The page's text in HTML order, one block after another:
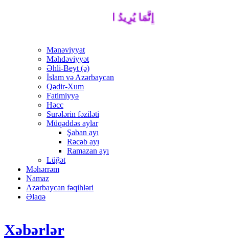
إِنَّمَا يُرِيدُ اللَّهُ لِيُذْهِبَ عَنْكُمُ الرِّجْسَ
Mənəviyyat
Məhdəviyyət
Əhli-Beyt (ə)
İslam və Azərbaycan
Qədir-Xum
Fatimiyyə
Həcc
Surələrin fəziləti
Müqəddəs aylar
Şaban ayı
Rəcəb ayı
Ramazan ayı
Lüğət
Məhərrəm
Namaz
Azərbaycan fəqihləri
Əlaqə
Xəbərlər